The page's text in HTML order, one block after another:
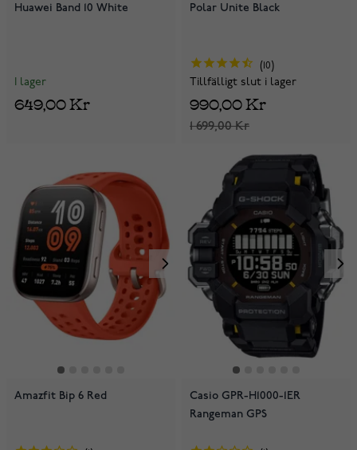
Huawei Band 10 White
I lager
649,00 Kr
Polar Unite Black
10
Tillfälligt slut i lager
1 699,00 Kr
990,00 Kr
Amazfit Bip 6 Red
Casio GPR-H1000-1ER
Rangeman GPS